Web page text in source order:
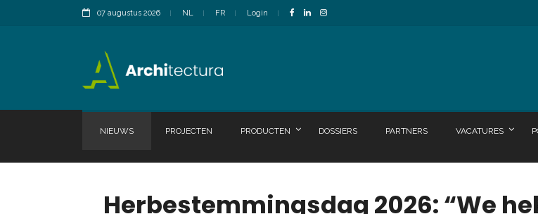
07 augustus 2026 NL FR Login
NIEUWS PROJECTEN PRODUCTEN DOSSIERS PARTNERS VACATURES
Herbestemmingsdag 2026: “We